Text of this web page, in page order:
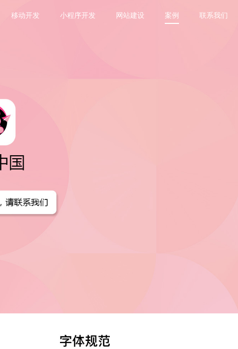
移动开发 小程序开发 网站建设 案例 联系我们